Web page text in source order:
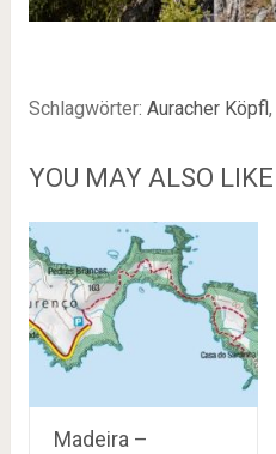
Schlagwörter: Auracher Köpfl,
YOU MAY ALSO LIKE
Madeira –